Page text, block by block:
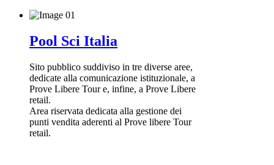
Pool Sci Italia
Sito pubblico suddiviso in tre diverse aree,
dedicate alla comunicazione istituzionale, a
Prove Libere Tour e, infine, a Prove Libere
retail.
Area riservata dedicata alla gestione dei
punti vendita aderenti al Prove libere Tour
retail.